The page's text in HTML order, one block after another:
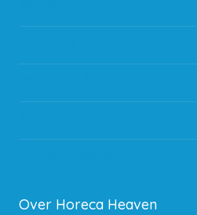
Over Horeca Heaven